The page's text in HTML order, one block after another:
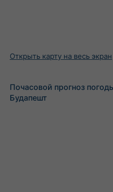
Открыть карту на весь экран
Почасовой прогноз
Будапешт